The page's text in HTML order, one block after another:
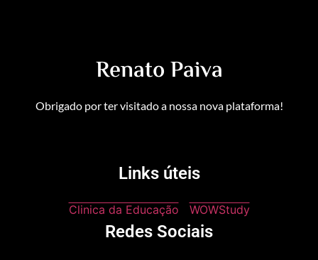
Renato Paiva
Obrigado por ter visitado a nossa nova plataforma!
Links úteis
Clinica da Educação WOWStudy
Redes Sociais